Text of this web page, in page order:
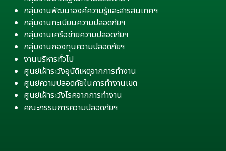
กลุ่มงานพัฒนาองค์ความรู้และสารสนเทศฯ
กลุ่มงานทะเบียนความปลอดภัยฯ
กลุ่มงานเครือข่ายความปลอดภัยฯ
กลุ่มงานกองทุนความปลอดภัยฯ
งานบริหารทั่วไป
ศูนย์เฝ้าระวังอุบัติเหตุจากการทำงาน
ศูนย์ความปลอดภัยในการทำงานเขต
ศูนย์เฝ้าระวังโรคจากการทำงาน
คณะกรรมการความปลอดภัยฯ